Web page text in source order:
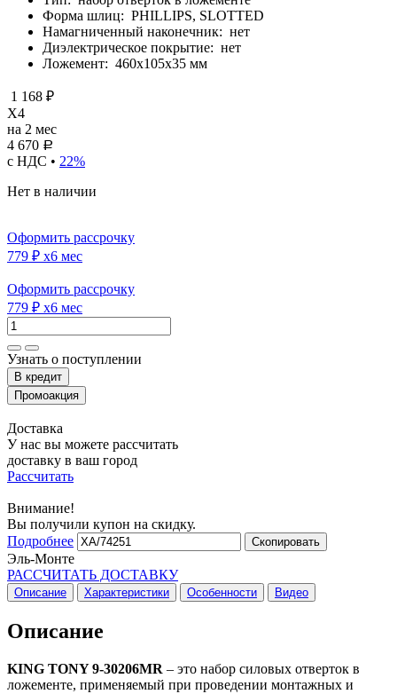
Форма шлиц: PHILLIPS, SLOTTED
Намагниченный наконечник: нет
Диэлектрическое покрытие: нет
Ложемент: 460х105х35 мм
1 168 ₽
X4
на 2 мес
4 670 Р
с НДС • 22%
Нет в наличии
Оформить рассрочку
779 ₽ x6 мес
Оформить рассрочку
779 ₽ x6 мес
Узнать о поступлении
Доставка
У нас вы можете рассчитать
доставку в ваш город
Рассчитать
Внимание!
Вы получили купон на скидку.
Подробнее
Скопировать
Эль-Монте
РАССЧИТАТЬ ДОСТАВКУ
Описание Характеристики Особенности Видео
Описание
KING TONY 9-30206MR – это набор силовых отверток в
ложементе, применяемый при проведении монтажных и